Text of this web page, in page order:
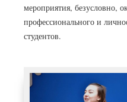
мероприятия, безусловно,
профессионального и
студентов.